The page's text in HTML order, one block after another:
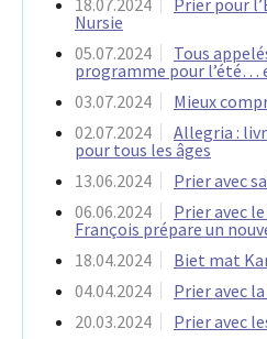
Nursie
05.07.2024
Tous
programme pour l’été…
03.07.2024
Mieux
02.07.2024
Allegria :
pour tous les âges
13.06.2024
Prier avec
06.06.2024
Prier avec
François prépare un
18.04.2024
Biet mat
04.04.2024
Prier avec
20.03.2024
Prier avec